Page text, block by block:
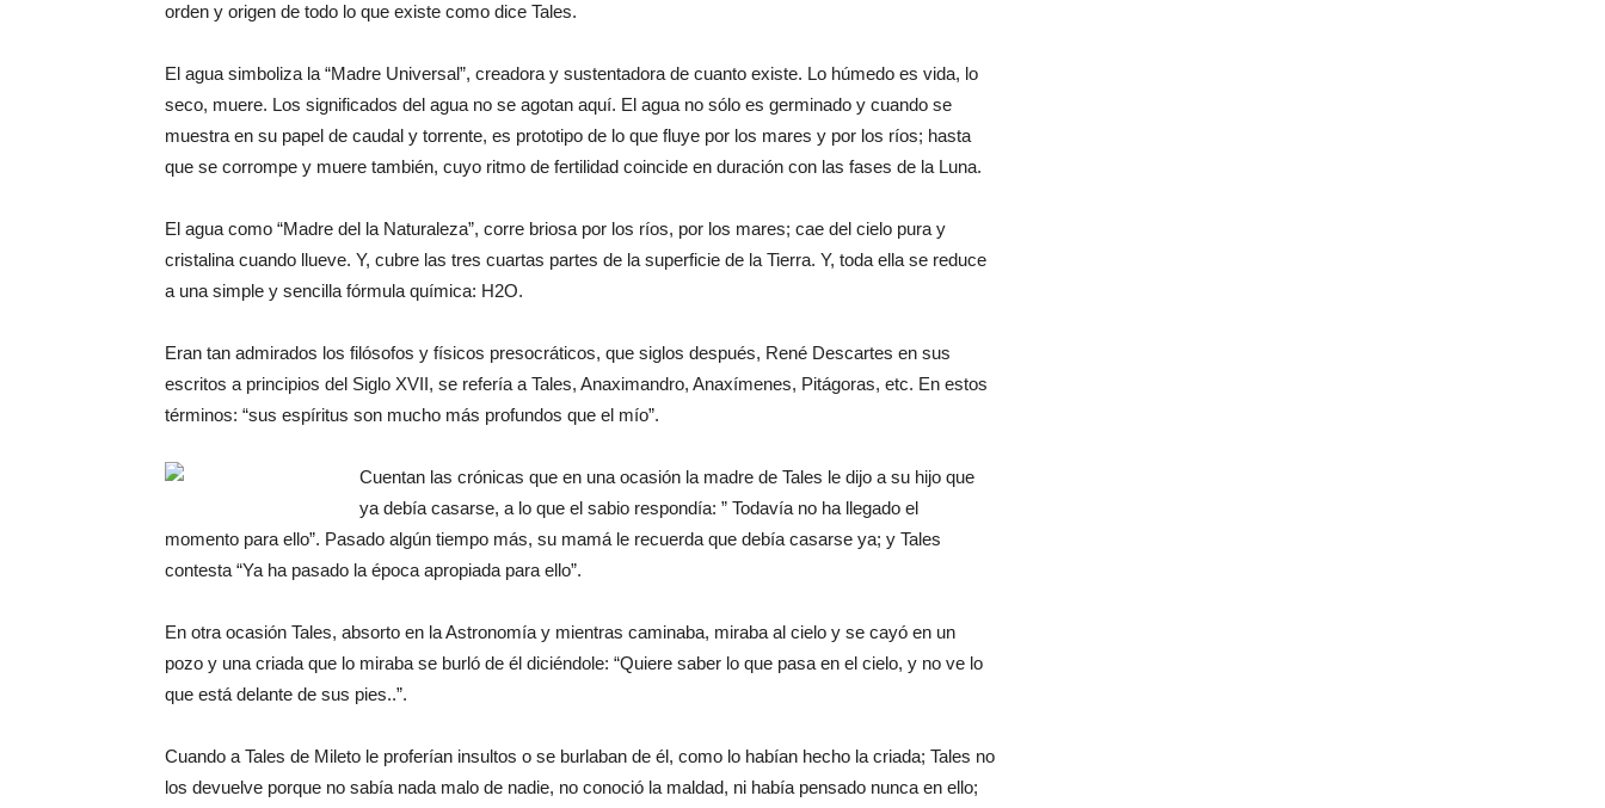
orden y origen de todo lo que existe como dice Tales.
El agua simboliza la “Madre Universal”, creadora y sustentadora de cuanto existe. Lo húmedo es vida, lo
seco, muere. Los significados del agua no se agotan aquí. El agua no sólo es germinado y cuando se
muestra en su papel de caudal y torrente, es prototipo de lo que fluye por los mares y por los ríos; hasta
que se corrompe y muere también, cuyo ritmo de fertilidad coincide en duración con las fases de la Luna.
El agua como “Madre del la Naturaleza”, corre briosa por los ríos, por los mares; cae del cielo pura y
cristalina cuando llueve. Y, cubre las tres cuartas partes de la superficie de la Tierra. Y, toda ella se reduce
a una simple y sencilla fórmula química: H2O.
Eran tan admirados los filósofos y físicos presocráticos, que siglos después, René Descartes en sus
escritos a principios del Siglo XVII, se refería a Tales, Anaximandro, Anaxímenes, Pitágoras, etc. En estos
términos: “sus espíritus son mucho más profundos que el mío”.
Cuentan las crónicas que en una ocasión la madre de Tales le dijo a su hijo que
ya debía casarse, a lo que el sabio respondía: ” Todavía no ha llegado el
momento para ello”. Pasado algún tiempo más, su mamá le recuerda que debía casarse ya; y Tales
contesta “Ya ha pasado la época apropiada para ello”.
En otra ocasión Tales, absorto en la Astronomía y mientras caminaba, miraba al cielo y se cayó en un
pozo y una criada que lo miraba se burló de él diciéndole: “Quiere saber lo que pasa en el cielo, y no ve lo
que está delante de sus pies..”.
Cuando a Tales de Mileto le proferían insultos o se burlaban de él, como lo habían hecho la criada; Tales no
los devuelve porque no sabía nada malo de nadie, no conoció la maldad, ni había pensado nunca en ello;